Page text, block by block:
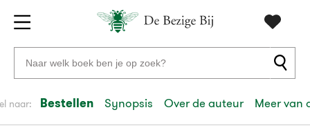
Gratis
verzending
vanaf
20
euro
Voor
23:59
volgendein
Zoeken
naar
auteurs
en
naar: Bestellen Synopsis Over de auteur Meer van